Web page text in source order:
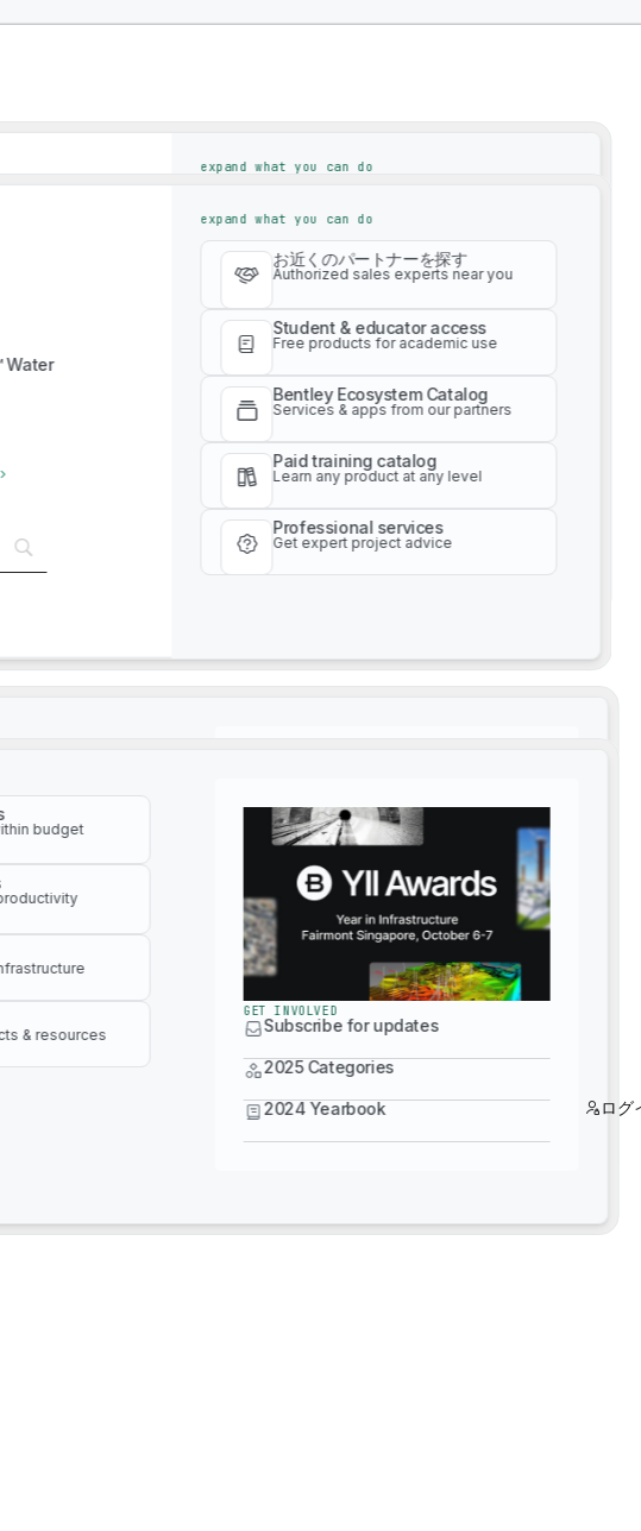
expand what you can do
Authorized sales experts near you
Student & educator access
Bentley Ecosystem Catalog
Services & apps from our partners
Paid training catalog
Learn any product at any level
Professional services
Get expert project advice
& resources
GET INVOLVED
Subscribe for updates
2025 Categories
2024 Yearbook
Water
expand what you can do
お近くのパートナーを探す
Authorized sales experts near you
Student & educator access
Free products for academic use
Bentley Ecosystem Catalog
Services & apps from our partners
Paid training catalog
Learn any product at any level
Professional services
Get expert project advice
budget
& resources
GET INVOLVED
Subscribe for updates
2025 Categories
2024 Yearbook ログ
Solutions To Drive Successful Infrastructure
に、当社のグローバルで革新的なエコシステムを検討または活
のカタログに掲載する方法については、 ここをクリックしてください
サステナビリティデータAPI
MicroStation、OpenBridge、OpenRoads をマスタ